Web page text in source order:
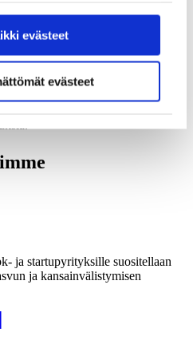
evästeet
evästeet
haetaan rahoitusta, raportoidaan
muutoksista.
tietoa kansainvälisistä
ja startupyrityksille suositellaan
ja kansainvälistymisen